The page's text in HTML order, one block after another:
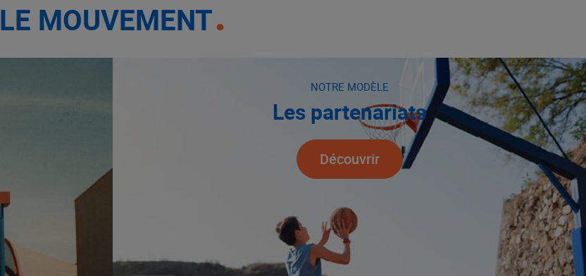
LE MOUVEMENT
NOTRE MODÈLE
Les partenariats
Découvrir